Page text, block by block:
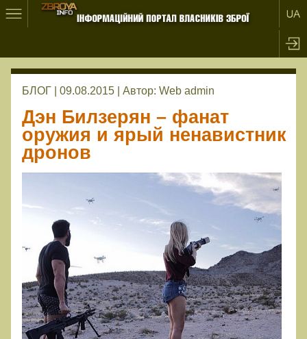
БЛОГ | 09.08.2015 | Автор: Web admin
Дэн Билзерян – фанат
оружия и ярый ненавистник
дронов